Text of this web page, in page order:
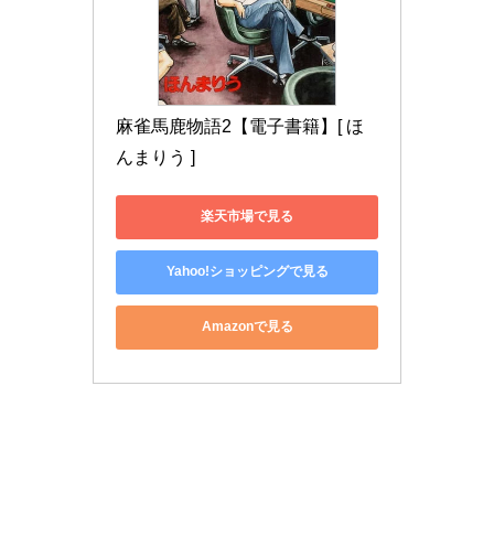
麻雀馬鹿物語2【電子書籍】[ ほ
んまりう ]
楽天市場で見る
Yahoo!ショッピングで見る
Amazonで見る